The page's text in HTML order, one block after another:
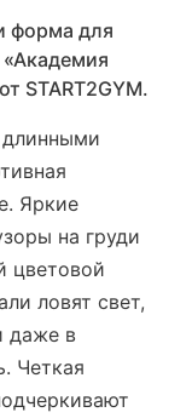
форма для
START2GYM.
длинными
Яркие
на груди
цветовой
ловят свет,
даже в
Четкая